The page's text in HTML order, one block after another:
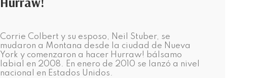
Corrie Colbert y su esposo, Neil Stuber, se
mudaron a Montana desde la ciudad de Nueva
York y comenzaron a hacer Hurraw! bálsamo
labial en 2008. En enero de 2010 se lanzó a nivel
nacional en Estados Unidos.